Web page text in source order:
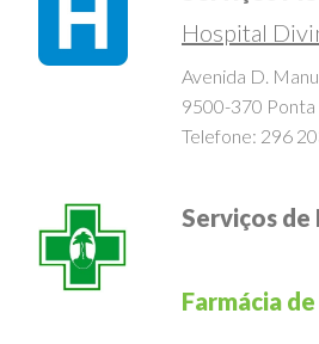
Serviços
Hospital
Avenida D.
9500-370 Ponta